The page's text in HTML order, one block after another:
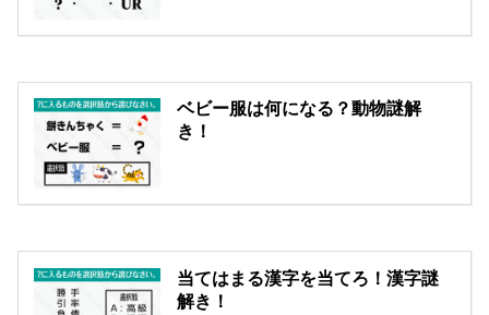
ベビー服は何になる？動物謎解
き！
当てはまる漢字を当てろ！漢字謎
解き！